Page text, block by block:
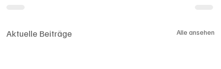
Aktuelle Beiträge Alle ansehen